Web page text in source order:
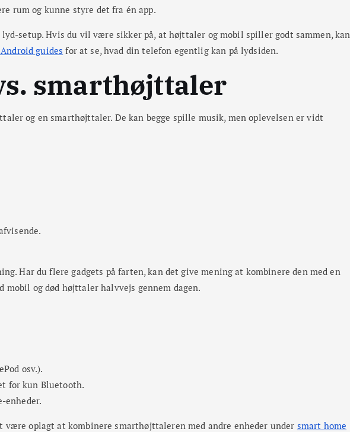
rum og kunne styre det fra én app.
setup. Hvis du vil være sikker på, at højttaler og mobil spiller godt sammen, kan
guides for at se, hvad din telefon egentlig kan på lydsiden.
smarthøjttaler
og en smarthøjttaler. De kan begge spille musik, men oplevelsen er vidt
Har du flere gadgets på farten, kan det give mening at kombinere den med en
mobil og død højttaler halvvejs gennem dagen.
osv.).
for kun Bluetooth.
enheder.
oplagt at kombinere smarthøjttaleren med andre enheder under smart home